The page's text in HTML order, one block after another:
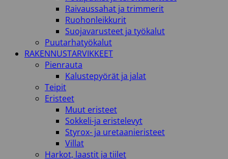
Raivaussahat ja trimmerit
Ruohonleikkurit
Suojavarusteet ja työkalut
Puutarhatyökalut
RAKENNUSTARVIKKEET
Pienrauta
Kalustepyörät ja jalat
Teipit
Eristeet
Muut eristeet
Sokkeli-ja eristelevyt
Styrox- ja uretaanieristeet
Villat
Harkot, laastit ja tiilet